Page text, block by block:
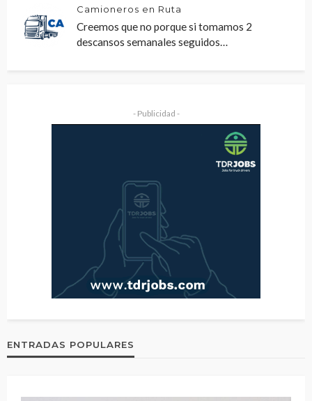
Camioneros en Ruta
Creemos que no porque si tomamos 2
descansos semanales seguidos…
- Publicidad -
ENTRADAS POPULARES